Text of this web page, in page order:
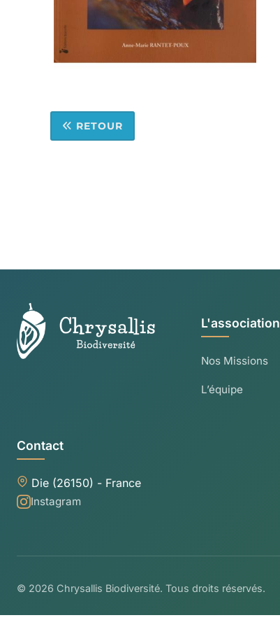
RETOUR
L'association
Nos Missions
L’équipe
Contact
Die (26150) - France
Instagram
© 2026 Chrysallis Biodiversité. Tous droits réservés.